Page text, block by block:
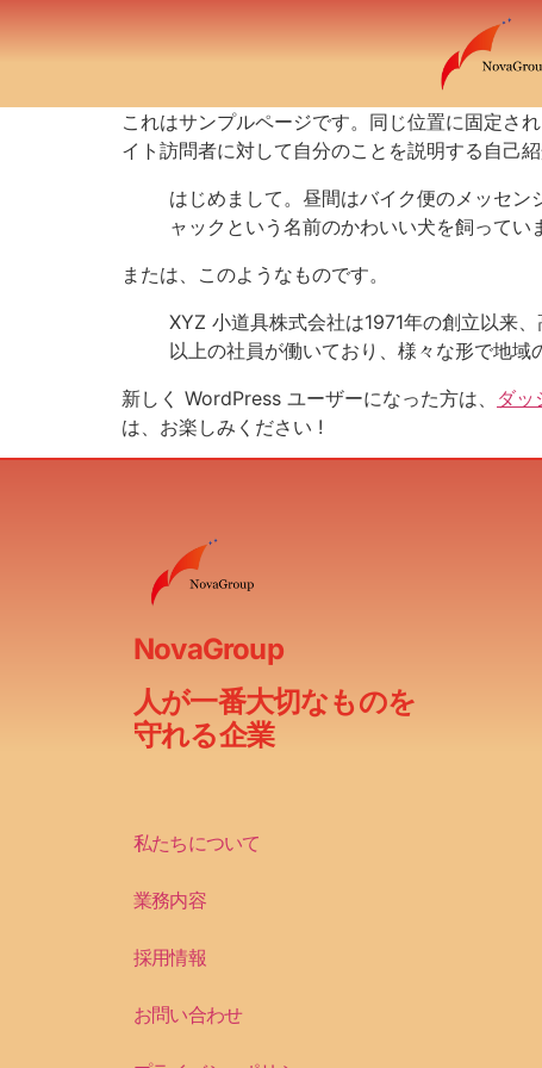
これはサンプルページです。同じ位置に固定さ
イト訪問者に対して自分のことを説明する自己
はじめまして。昼間はバイク便のメッセ
ャックという名前のかわいい犬を飼ってい
または、このようなものです。
XYZ 小道具株式会社は1971年の創立以来
以上の社員が働いており、様々な形で地域
新しく WordPress ユーザーになった方は、 ダッ
は、お楽しみください !
NovaGroup
人が一番大切なものを
守れる企業
私たちについて
業務内容
採用情報
お問い合わせ